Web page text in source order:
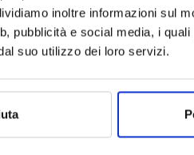
inoltre informazioni sul
pubblicità e social media, i
suo utilizzo dei loro servizi.
della copertura assicurativa e, per
dalle vigenti disposizioni normative.